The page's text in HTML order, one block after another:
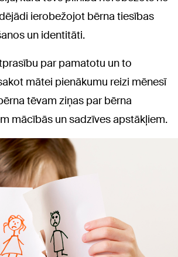
ierobežojot bērna tiesības
un identitāti.
par pamatotu un to
mātei pienākumu reizi mēnesī
tēvam ziņas par bērna
mācībās un sadzīves apstākļiem.